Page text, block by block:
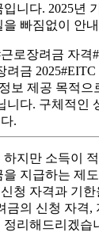
니다. 2025년
빠짐없이 안
근로장려금 자격#
려금 2025#EITC
보 제공 목적으
니다. 구체적인
.
지만 소득이
지급하는 제
청 자격과 기
금의 신청 자격,
리해드리겠습